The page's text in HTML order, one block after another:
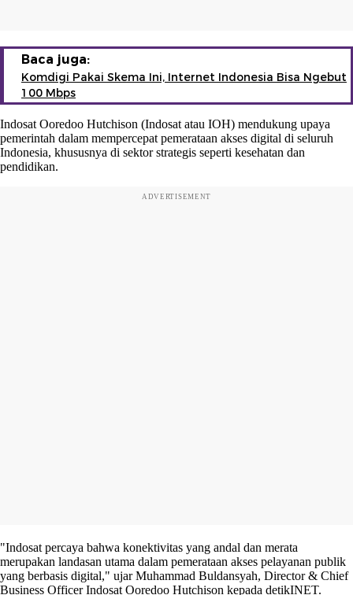
Baca juga:
Komdigi Pakai Skema Ini, Internet Indonesia Bisa Ngebut
100 Mbps
Indosat Ooredoo Hutchison (Indosat atau IOH) mendukung upaya
pemerintah dalam mempercepat pemerataan akses digital di seluruh
Indonesia, khususnya di sektor strategis seperti kesehatan dan
pendidikan.
ADVERTISEMENT
"Indosat percaya bahwa konektivitas yang andal dan merata
merupakan landasan utama dalam pemerataan akses pelayanan publik
yang berbasis digital," ujar Muhammad Buldansyah, Director & Chief
Business Officer Indosat Ooredoo Hutchison kepada detikINET.